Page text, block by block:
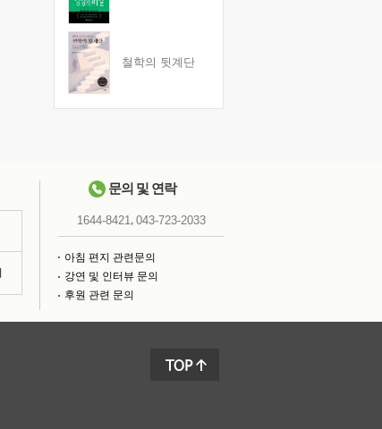
철학의 뒷계단
문의 및 연락
1644-8421, 043-723-2033
아침 편지 관련문의
강연 및 인터뷰 문의
후원 관련 문의